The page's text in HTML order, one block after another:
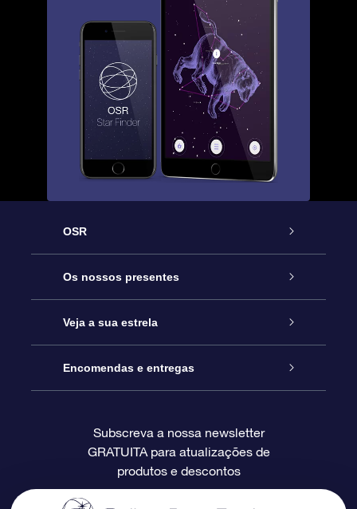
OSR
Serviço
Contactos
O Blog
Avaliações
Os nossos presentes
Prenda Star Online
Pacote Prenda OSR
O Cartão Presente OSR
Presentes corporativos
Veja a sua estrela
Registo de Estrela
Página de Estrela personalizada
Um Milhão de Estrelas
Encomendas e entregas
Informação de pagamento
Informação de envio
Subscreva a nossa newsletter
GRATUITA para atualizações de
produtos e descontos